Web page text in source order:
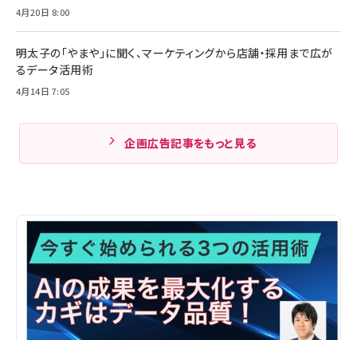
4月20日 8:00
明太子の「やまや」に聞く、マーケティングから店舗・採用まで広が
るデータ活用術
4月14日 7:05
企画広告記事をもっと見る